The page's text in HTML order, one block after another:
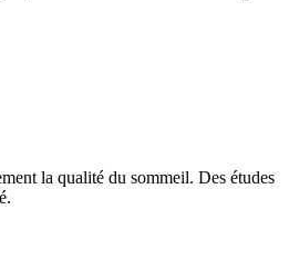
la qualité du sommeil. Des études